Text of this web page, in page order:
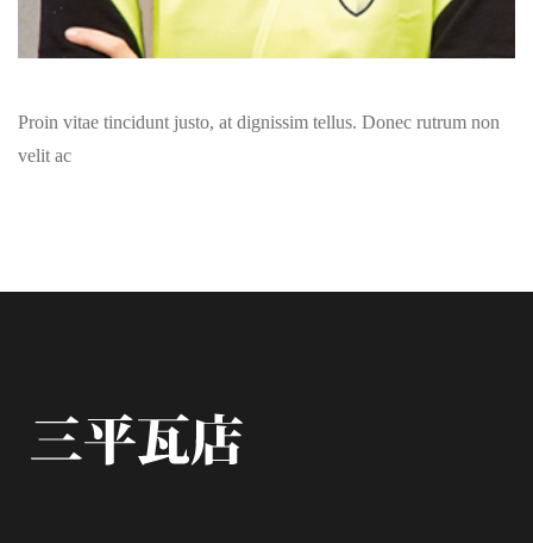
Proin vitae tincidunt justo, at dignissim tellus. Donec rutrum non
velit ac